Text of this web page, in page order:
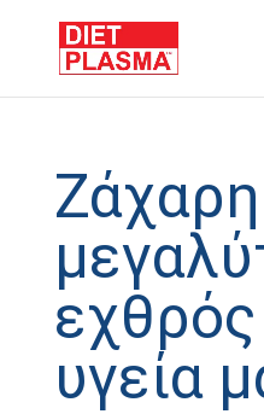
εχθρός
υγεία